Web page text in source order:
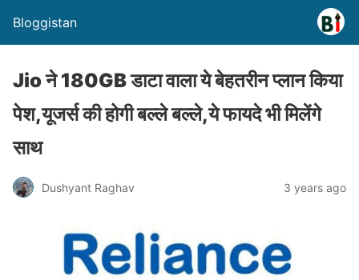
Bloggistan
Jio ने 180GB डाटा वाला ये बेहतरीन प्लान किया
पेश,यूजर्स की होगी बल्ले बल्ले,ये फायदे भी मिलेंगे
साथ
Dushyant Raghav 3 years ago